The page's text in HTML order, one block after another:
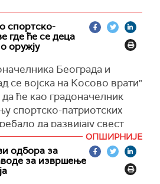
спортско-
где ће се деца
оружју
Београда и
се војска на Косово врати"
ће као градоначелник
спортско-патриотских
да развијају свест
употребе оружја,
десница.
први пут о оружју сазнају
ОПШИРНИЈЕ
одбора за
за извршење